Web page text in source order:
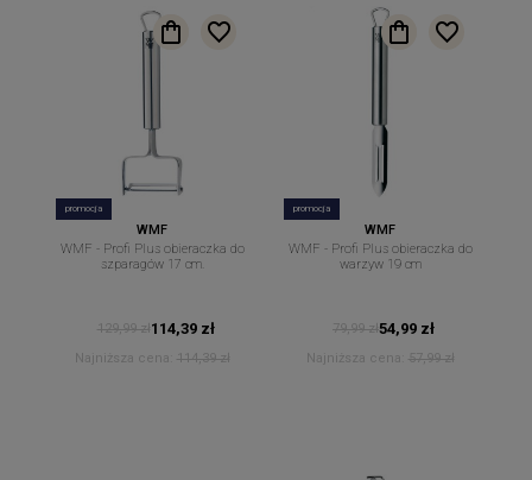
promocja
WMF
WMF - Profi Plus obieraczka do
szparagów 17 cm.
129,99 zł 114,39 zł
Najniższa cena: 114,39 zł
promocja
WMF
WMF - Profi Plus obieraczka do
warzyw 19 cm
79,99 zł54,99 zł
Najniższa cena: 57,99 zł